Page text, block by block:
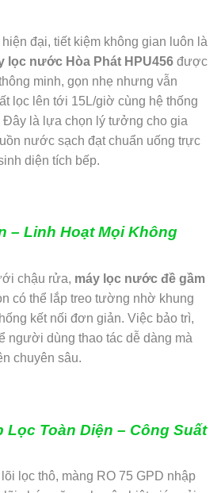
đại, tiết kiệm không gian luôn là
lọc nước Hòa Phát HPU456 được
minh, gọn nhẹ nhưng vẫn
lọc lên tới 15L/giờ cùng hệ thống
Đây là lựa chọn lý tưởng cho gia
nước sạch đạt chuẩn uống trực
diện tích bếp.
– Linh Hoạt Mọi Không
chậu rửa, máy lọc nước đề gầm
có thể lắp treo tường nhờ khung
kết nối đơn giản. Việc bảo trì,
người dùng thao tác dễ dàng mà
chuyên sâu.
Lọc Toàn Diện – Công Suất
lọc thô, màng RO 75 GPD nhập